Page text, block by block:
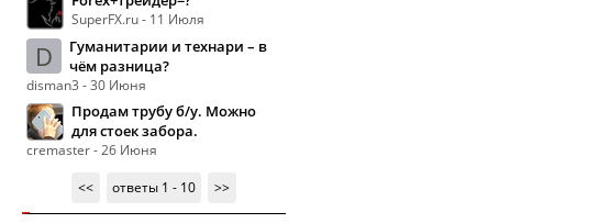
SuperFX.ru - 11 Июля
D
Гуманитарии и технари – в
чём разница?
disman3 - 30 Июня
Продам трубу б/у. Можно
для стоек забора.
cremaster - 26 Июня
<<
ответы 1 - 10 >>